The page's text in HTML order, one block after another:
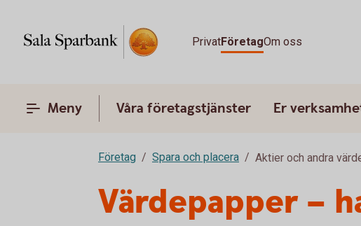
PrivatFöretagOm oss
Meny Våra företagstjänster Er
Företag Spara och placera Aktier och andra
Värdepapper –